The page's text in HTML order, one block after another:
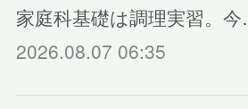
家庭科基礎は調理実習。
2026.08.07 06:35